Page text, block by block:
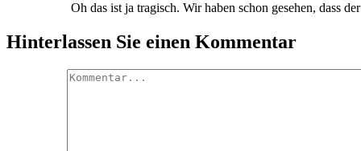
Oh das ist ja tragisch. Wir haben schon gesehen, dass
Hinterlassen Sie einen Kommentar